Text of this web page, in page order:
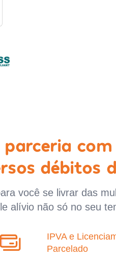
débitos
você se livrar das
alívio não só no seu
IPVA e
Parcelado